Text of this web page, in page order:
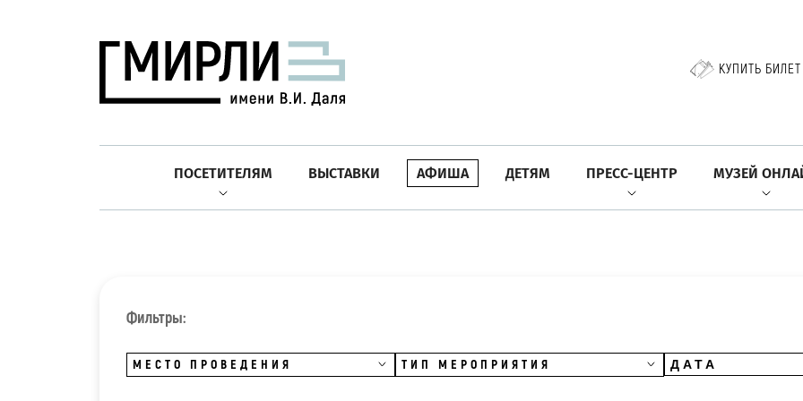
КУПИТЬ БИЛЕТ
ПОСЕТИТЕЛЯМ ВЫСТАВКИ АФИША ДЕТЯМ ПРЕСС-ЦЕНТР МУЗЕЙ
Фильтры:
МЕСТО ПРОВЕДЕНИЯ ТИП МЕРОПРИЯТИЯ